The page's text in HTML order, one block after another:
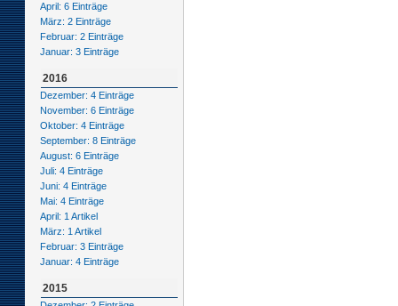
April: 6 Einträge
März: 2 Einträge
Februar: 2 Einträge
Januar: 3 Einträge
2016
Dezember: 4 Einträge
November: 6 Einträge
Oktober: 4 Einträge
September: 8 Einträge
August: 6 Einträge
Juli: 4 Einträge
Juni: 4 Einträge
Mai: 4 Einträge
April: 1 Artikel
März: 1 Artikel
Februar: 3 Einträge
Januar: 4 Einträge
2015